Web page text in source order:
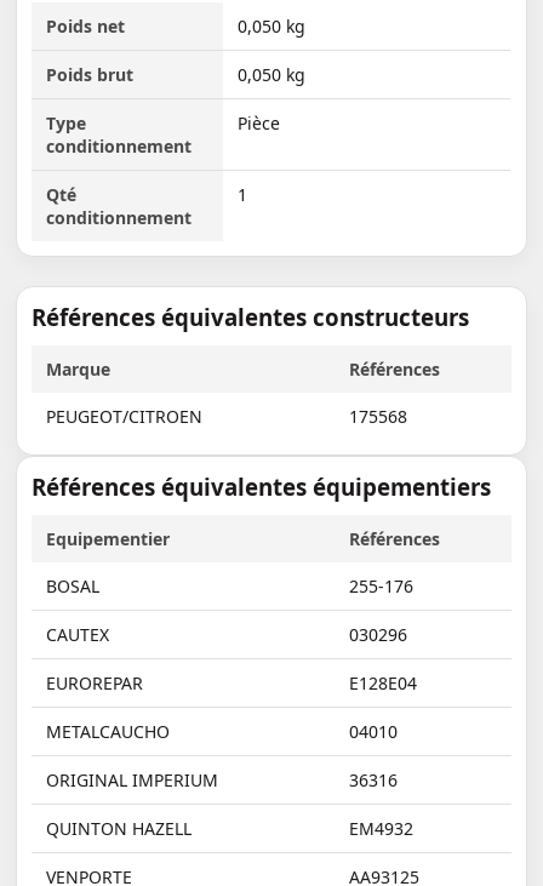
Poids net 0,050 kg
Poids brut 0,050 kg
Type
conditionnement
Pièce
Qté
conditionnement
1
Références équivalentes constructeurs
Marque Références
PEUGEOT/CITROEN 175568
Références équivalentes équipementiers
Equipementier Références
BOSAL 255-176
CAUTEX 030296
EUROREPAR E128E04
METALCAUCHO 04010
ORIGINAL IMPERIUM 36316
QUINTON HAZELL EM4932
VENPORTE AA93125